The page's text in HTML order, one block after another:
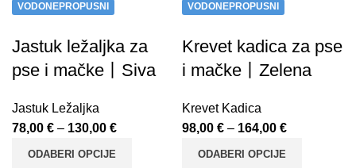
VODONEPROPUSNI
Jastuk ležaljka za
pse i mačke丨Siva
Jastuk Ležaljka
78,00 € – 130,00 €
ODABERI OPCIJE
VODONEPROPUSNI
Krevet kadica za pse
i mačke丨Zelena
Krevet Kadica
98,00 € – 164,00 €
ODABERI OPCIJE